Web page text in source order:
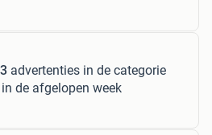
advertenties in de categorie
de afgelopen week